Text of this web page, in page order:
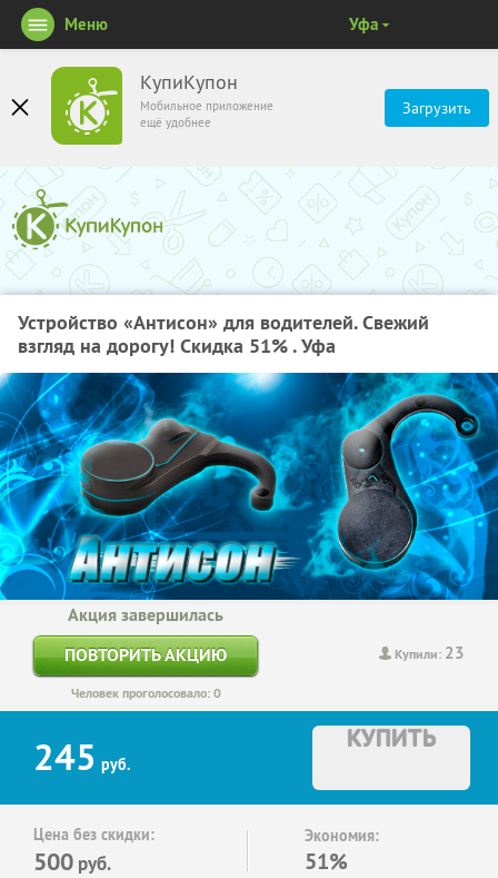
КупиКупон
Мобильное приложение
ещё удобнее
Загрузить
Меню Уфа
Устройство «Антисон» для водителей. Свежий
взгляд на дорогу! Скидка 51% . Уфа
Купили: 23
Акция завершилась
ПОВТОРИТЬ АКЦИЮ
Человек проголосовало: 0
245 руб.
КУПИТЬ
Цена без скидки:
500 руб.
Экономия:
51%